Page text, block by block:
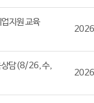
지원 교육
상담(8/26, 수,